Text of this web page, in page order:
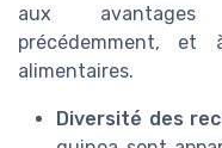
aux avantages
précédemment, et
alimentaires.
Diversité des